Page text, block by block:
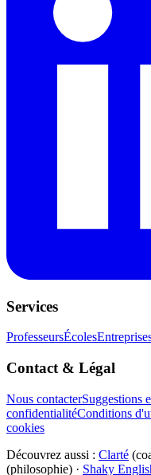
Services
ProfesseursÉcoles
Contact & Légal
Nous contacterSuggestions
confidentialitéConditions
cookies
Découvrez aussi : Clarté
(philosophie) · Shaky